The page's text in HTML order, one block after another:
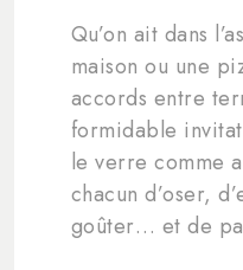
Qu’on ait dans
maison ou une
accords entre
formidable
le verre comme
chacun d’oser,
goûter… et de